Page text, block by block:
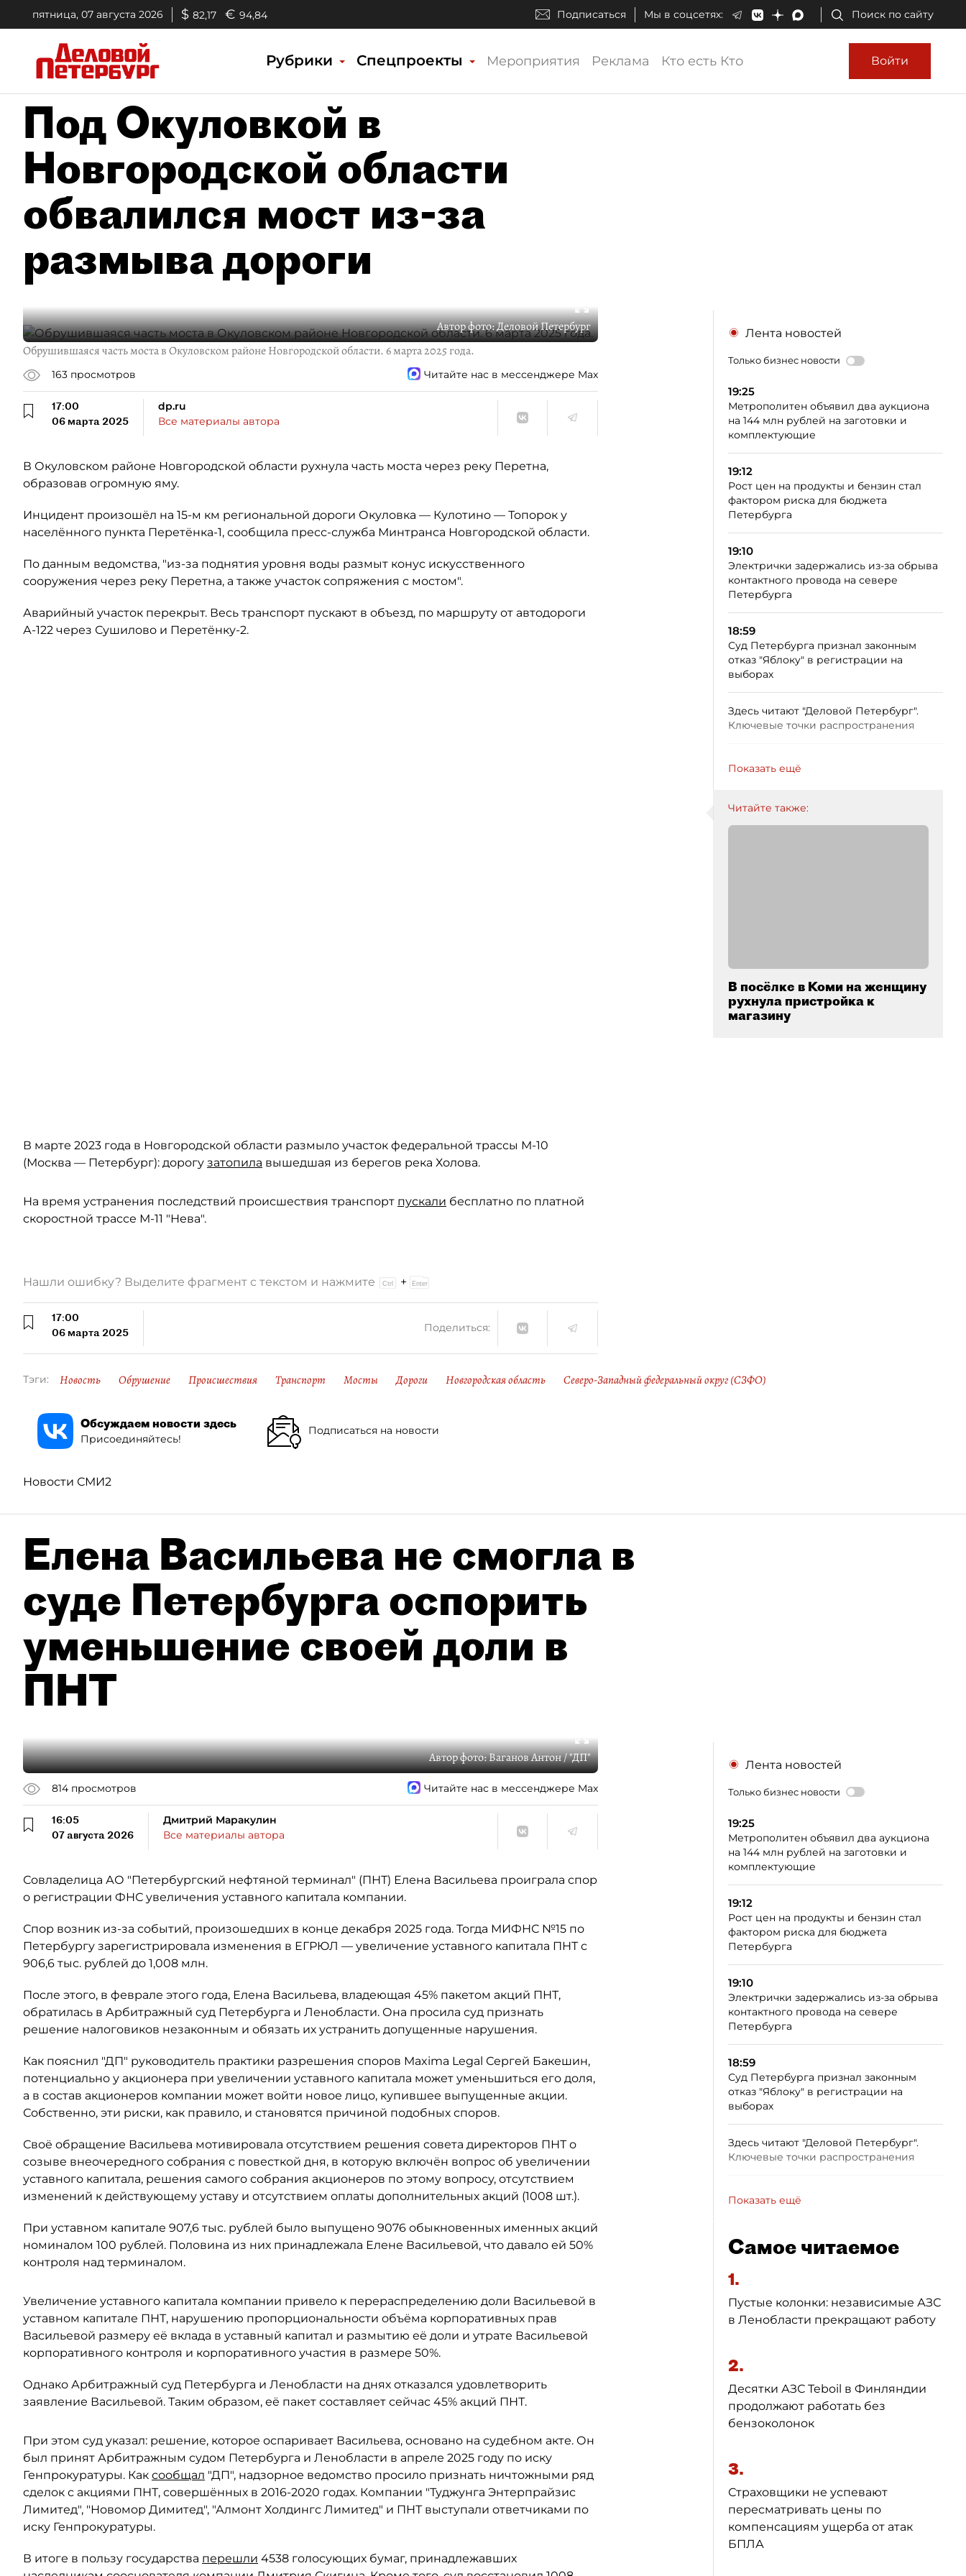
пятница, 07 августа 2026 $ 82,17 € 94,84 Подписаться Мы в соцсетях: Поиск по сайту
Рубрики Спецпроекты Мероприятия Реклама Кто есть Кто Войти
Под Окуловкой в
Новгородской области
обвалился мост из-за
размыва дороги
Автор фото:Деловой Петербург
Обрушившаяся часть моста в Окуловском районе Новгородской области. 6 марта 2025 года.
163 просмотров Читайте нас в мессенджере Max
17:00
06 марта 2025
dp.ru
Все материалы автора
В Окуловском районе Новгородской области рухнула часть моста через реку Перетна,
образовав огромную яму.
Инцидент произошёл на 15-м км региональной дороги Окуловка — Кулотино — Топорок у
населённого пункта Перетёнка-1, сообщила пресс-служба Минтранса Новгородской области.
По данным ведомства, "из-за поднятия уровня воды размыт конус искусственного
сооружения через реку Перетна, а также участок сопряжения с мостом".
Аварийный участок перекрыт. Весь транспорт пускают в объезд, по маршруту от автодороги
А-122 через Сушилово и Перетёнку-2.
В марте 2023 года в Новгородской области размыло участок федеральной трассы М-10
(Москва — Петербург): дорогу затопила вышедшая из берегов река Холова.
На время устранения последствий происшествия транспорт пускали бесплатно по платной
скоростной трассе М-11 "Нева".
Лента новостей
Только бизнес новости
19:25
Метрополитен объявил два аукциона
на 144 млн рублей на заготовки и
комплектующие
19:12
Рост цен на продукты и бензин стал
фактором риска для бюджета
Петербурга
19:10
Электрички задержались из-за обрыва
контактного провода на севере
Петербурга
18:59
Суд Петербурга признал законным
отказ "Яблоку" в регистрации на
выборах
Здесь читают "Деловой Петербург".
Ключевые точки распространения
Показать ещё
Читайте также:
В посёлке в Коми на женщину
рухнула пристройка к
магазину
Нашли ошибку? Выделите фрагмент с текстом и нажмите +
17:00
06 марта 2025
Поделиться:
Тэги: Новость Обрушение Происшествия Транспорт Мосты Дороги Новгородская область Северо-Западный федеральный округ (СЗФО)
Обсуждаем новости здесь
Присоединяйтесь!
Подписаться на новости
Новости СМИ2
Елена Васильева не смогла в
суде Петербурга оспорить
уменьшение своей доли в
ПНТ
Автор фото:Ваганов Антон / "ДП"
814 просмотров Читайте нас в мессенджере Max
16:05
07 августа 2026
Дмитрий Маракулин
Все материалы автора
Совладелица АО "Петербургский нефтяной терминал" (ПНТ) Елена Васильева проиграла спор
о регистрации ФНС увеличения уставного капитала компании.
Спор возник из-за событий, произошедших в конце декабря 2025 года. Тогда МИФНС №15 по
Петербургу зарегистрировала изменения в ЕГРЮЛ — увеличение уставного капитала ПНТ с
906,6 тыс. рублей до 1,008 млн.
После этого, в феврале этого года, Елена Васильева, владеющая 45% пакетом акций ПНТ,
обратилась в Арбитражный суд Петербурга и Ленобласти. Она просила суд признать
решение налоговиков незаконным и обязать их устранить допущенные нарушения.
Как пояснил "ДП" руководитель практики разрешения споров Maxima Legal Сергей Бакешин,
потенциально у акционера при увеличении уставного капитала может уменьшиться его доля,
а в состав акционеров компании может войти новое лицо, купившее выпущенные акции.
Собственно, эти риски, как правило, и становятся причиной подобных споров.
Своё обращение Васильева мотивировала отсутствием решения совета директоров ПНТ о
созыве внеочередного собрания с повесткой дня, в которую включён вопрос об увеличении
уставного капитала, решения самого собрания акционеров по этому вопросу, отсутствием
изменений к действующему уставу и отсутствием оплаты дополнительных акций (1008 шт.).
При уставном капитале 907,6 тыс. рублей было выпущено 9076 обыкновенных именных акций
номиналом 100 рублей. Половина из них принадлежала Елене Васильевой, что давало ей 50%
контроля над терминалом.
Увеличение уставного капитала компании привело к перераспределению доли Васильевой в
уставном капитале ПНТ, нарушению пропорциональности объёма корпоративных прав
Васильевой размеру её вклада в уставный капитал и размытию её доли и утрате Васильевой
корпоративного контроля и корпоративного участия в размере 50%.
Однако Арбитражный суд Петербурга и Ленобласти на днях отказался удовлетворить
заявление Васильевой. Таким образом, её пакет составляет сейчас 45% акций ПНТ.
При этом суд указал: решение, которое оспаривает Васильева, основано на судебном акте. Он
был принят Арбитражным судом Петербурга и Ленобласти в апреле 2025 году по иску
Генпрокуратуры. Как сообщал "ДП", надзорное ведомство просило признать ничтожными ряд
сделок с акциями ПНТ, совершённых в 2016-2020 годах. Компании "Туджунга Энтерпрайзис
Лимитед", "Новомор Димитед", "Алмонт Холдингс Лимитед" и ПНТ выступали ответчиками по
иску Генпрокуратуры.
В итоге в пользу государства перешли 4538 голосующих бумаг, принадлежавших
Лента новостей
Только бизнес новости
19:25
Метрополитен объявил два аукциона
на 144 млн рублей на заготовки и
комплектующие
19:12
Рост цен на продукты и бензин стал
фактором риска для бюджета
Петербурга
19:10
Электрички задержались из-за обрыва
контактного провода на севере
Петербурга
18:59
Суд Петербурга признал законным
отказ "Яблоку" в регистрации на
выборах
Здесь читают "Деловой Петербург".
Ключевые точки распространения
Показать ещё
Самое читаемое
1.
Пустые колонки: независимые АЗС
в Ленобласти прекращают работу
2.
Десятки АЗС Teboil в Финляндии
продолжают работать без
бензоколонок
3.
Страховщики не успевают
пересматривать цены по
компенсациям ущерба от атак
БПЛА